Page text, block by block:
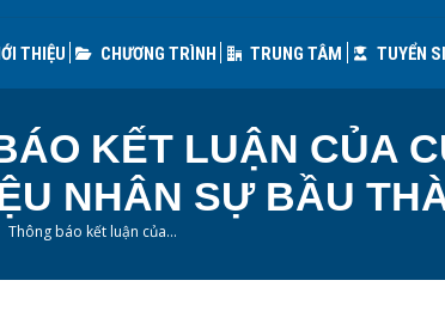
THIỆU CHƯƠNG TRÌNH TRUNG TÂM TUYỂN
KẾT LUẬN CỦA
NHÂN SỰ BẦU
Thông báo kết luận của…